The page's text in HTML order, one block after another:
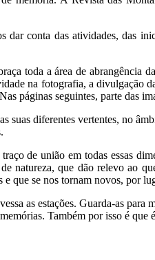
dar conta das atividades, das
toda a área de abrangência
na fotografia, a divulgação
páginas seguintes, parte das
diferentes vertentes, no
de união em todas essas
natureza, que dão relevo ao
que se nos tornam novos, por
as estações. Guarda-as
Também por isso é que